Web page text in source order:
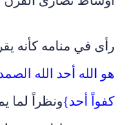
رأى في منامه كأنه
هو الله أحد الله
كفواً أحد}ونظراً لما